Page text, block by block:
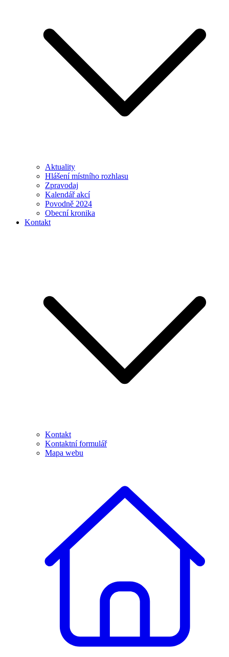
Aktuality
Hlášení místního rozhlasu
Zpravodaj
Kalendář akcí
Povodně 2024
Obecní kronika
Kontakt
Kontakt
Kontaktní formulář
Mapa webu